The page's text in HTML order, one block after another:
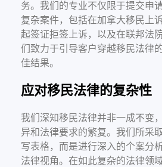
务。我们的专业不仅限于提交申
复杂案件，包括在加拿大移民上
起签证拒签上诉，以及在联邦法
们致力于引导客户穿越移民法律
佳结果。
应对移民法律的复杂性
我们深知移民法律并非一成不变
异和法律要求的繁复。我们所采
写表格，而是进行深入的个案分
法律视角。在如此复杂的法律领